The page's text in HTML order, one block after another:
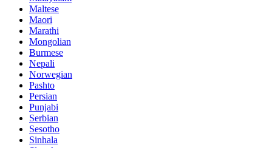
Maltese
Maori
Marathi
Mongolian
Burmese
Nepali
Norwegian
Pashto
Persian
Punjabi
Serbian
Sesotho
Sinhala